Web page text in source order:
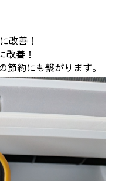
善！
善！
約にも繋がります。